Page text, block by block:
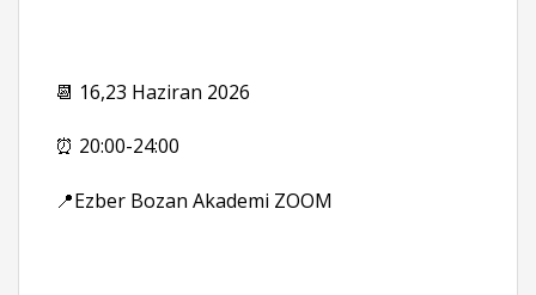
📆 16,23 Haziran 2026
⏰ 20:00-24:00
📍Ezber Bozan Akademi ZOOM